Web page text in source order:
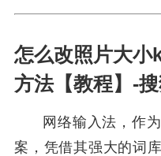
怎么改照片大
方法【教程】-
网络输入法，作
案，凭借其强大的词